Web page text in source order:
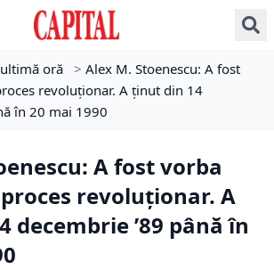
oră > Alex M. Stoenescu: A fost
revoluționar. A ținut din 14
în 20 mai 1990
A fost vorba
revoluționar. A
decembrie ’89 până în